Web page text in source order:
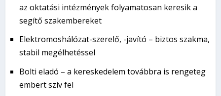
az oktatási intézmények folyamatosan keresik a
segítő szakembereket
Elektromoshálózat-szerelő, -javító – biztos szakma,
stabil megélhetéssel
Bolti eladó – a kereskedelem továbbra is rengeteg
embert szív fel